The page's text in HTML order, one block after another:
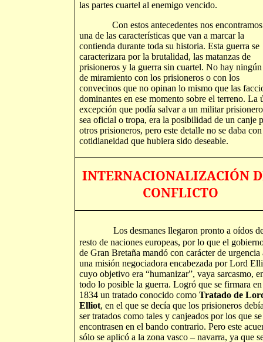
las partes cuartel al enemigo vencido.
Con estos antecedentes nos encontramos
una de las características que van a marcar la
contienda durante toda su historia. Esta guerra se
caracterizara por la brutalidad, las matanzas de
prisioneros y la guerra sin cuartel. No hay
de miramiento con los prisioneros o con los
convecinos que no opinan lo mismo que las
dominantes en ese momento sobre el terreno. La
excepción que podía salvar a un militar
sea oficial o tropa, era la posibilidad de un canje
otros prisioneros, pero este detalle no se daba
cotidianeidad que hubiera sido deseable.
INTERNACIONALIZACIÓN
CONFLICTO
Los desmanes llegaron pronto a oídos
resto de naciones europeas, por lo que el
de Gran Bretaña mandó con carácter de urgencia
una misión negociadora encabezada por Lord
cuyo objetivo era “humanizar”, vaya sarcasmo,
todo lo posible la guerra. Logró que se firmara en
1834 un tratado conocido como Tratado de
Elliot, en el que se decía que los prisioneros
ser tratados como tales y canjeados por los que se
encontrasen en el bando contrario. Pero este
sólo se aplicó a la zona vasco – navarra, ya que